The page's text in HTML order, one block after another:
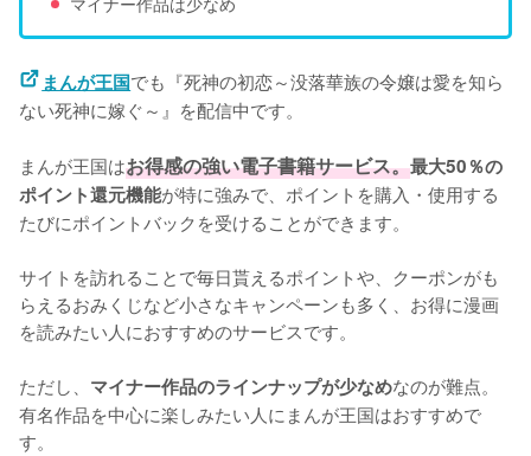
まんが王国でも『死神の初恋～没落華族の令嬢は愛を知ら
ない死神に嫁ぐ～』を配信中です。
まんが王国はお得感の強い電子書籍サービス。最大50％の
ポイント還元機能が特に強みで、ポイントを購入・使用する
たびにポイントバックを受けることができます。
サイトを訪れることで毎日貰えるポイントや、クーポンがも
らえるおみくじなど小さなキャンペーンも多く、お得に漫画
を読みたい人におすすめのサービスです。
ただし、 マイナー作品のラインナップが少なめなのが難点。
有名作品を中心に楽しみたい人にまんが王国はおすすめで
す。